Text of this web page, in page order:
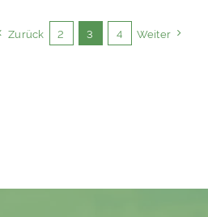
Zurück 2 3 4 Weiter